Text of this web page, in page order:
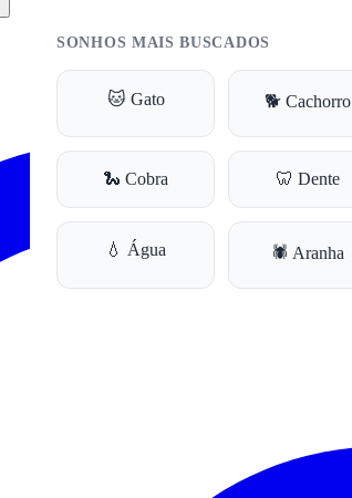
SONHOS MAIS BUSCADOS
🐱 Gato 🐕 Cachorro
🐍 Cobra 🦷 Dente
💧 Água 🕷️ Aranha